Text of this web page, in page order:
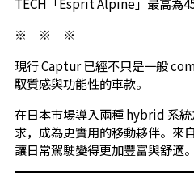
※ ※ ※
現行 Captur 已經不只是一般
馭質感與功能性的車款。
在日本市場導入兩種 hybrid 系
求，成為更實用的移動夥伴。來
讓日常駕駛變得更加豐富與舒適。